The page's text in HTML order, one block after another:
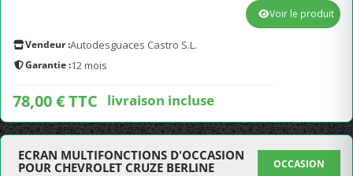
Vendeur :Autodesguaces Castro S.L.
Garantie :12 mois
78,00 € TTC livraison incluse
Voir le produit
ECRAN MULTIFONCTIONS D'OCCASION
POUR CHEVROLET CRUZE BERLINE
OCCASION